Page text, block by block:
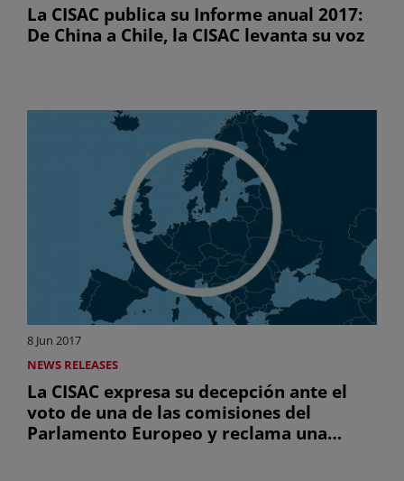
La CISAC publica su Informe anual 2017:
De China a Chile, la CISAC levanta su voz
8 Jun 2017
NEWS RELEASES
La CISAC expresa su decepción ante el
voto de una de las comisiones del
Parlamento Europeo y reclama una